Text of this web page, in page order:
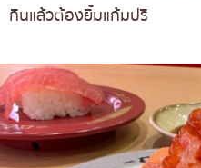
กินแล้วต้องยิ้มแก้มปริ